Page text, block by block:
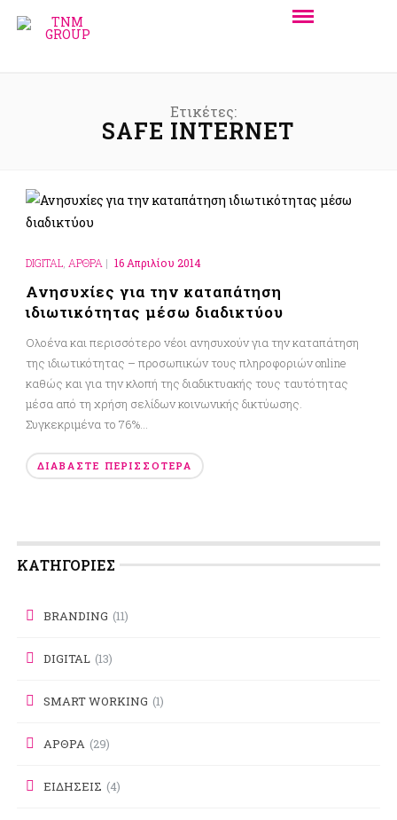
Ετικέτες:
SAFE INTERNET
DIGITAL, ΑΡΘΡΑ | 16 Απριλίου 2014
Ανησυχίες για την καταπάτηση
ιδιωτικότητας μέσω διαδικτύου
Ολοένα και περισσότερο νέοι ανησυχούν για την καταπάτηση
της ιδιωτικότητας – προσωπικών τους πληροφοριών online
καθώς και για την κλοπή της διαδικτυακής τους ταυτότητας
μέσα από τη χρήση σελίδων κοινωνικής δικτύωσης.
Συγκεκριμένα το 76%...
ΔΙΑΒΆΣΤΕ ΠΕΡΙΣΣΌΤΕΡΑ
KΑΤΗΓΟΡΊΕΣ
BRANDING (11)
DIGITAL (13)
SMART WORKING (1)
ΑΡΘΡΑ (29)
ΕΙΔΗΣΕΙΣ (4)